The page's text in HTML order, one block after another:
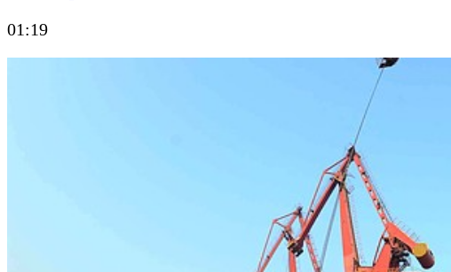
01:19